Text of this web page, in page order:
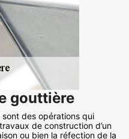
gouttière
des opérations qui
de construction d’un
ou bien la réfection de la